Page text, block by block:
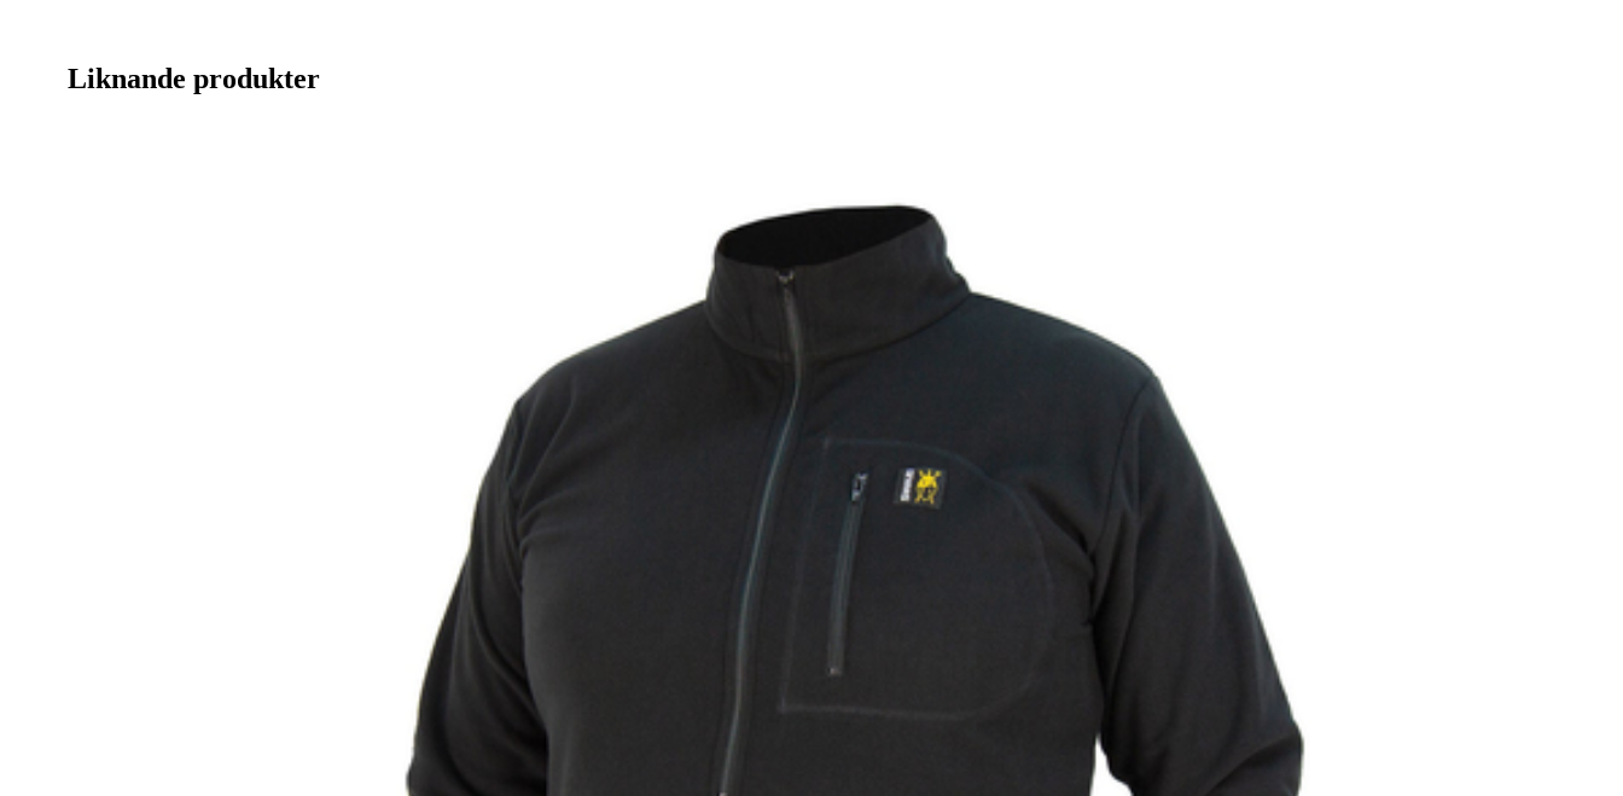
Herr
88% Polyester, 12%
Elastane
P3561T21990024S
Orange
61103091
Liknande produkter